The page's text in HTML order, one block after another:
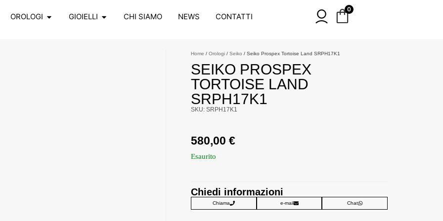
OROLOGI GIOIELLI CHI SIAMO NEWS CONTATTI
0
Home / Orologi / Seiko / Seiko Prospex Tortoise Land SRPH17K1
SEIKO PROSPEX
TORTOISE LAND
SRPH17K1
SKU: SRPH17K1
580,00 €
Esaurito
Chiedi informazioni
Chiama e-mail Chat